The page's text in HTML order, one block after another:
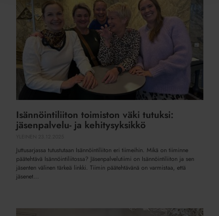
tutuksi:
jäsenpalvelu-
kehitysyksikkö
Isännöintiliiton toimiston väki tutuksi:
jäsenpalvelu- ja kehitysyksikkö
Juttusarjassa tutustutaan Isännöintiliiton eri tiimeihin. Mikä on tiiminne
päätehtävä Isännöintiliitossa? Jäsenpalvelutiimi on Isännöintiliiton ja sen
jäsenten välinen tärkeä linkki. Tiimin päätehtävänä on varmistaa, että
jäsenet...